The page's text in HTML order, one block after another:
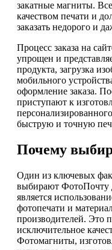
закатные магниты.
качеством печати и
заказать недорого и
Процесс заказа на
упрощен и
продукта, загрузка
мобильного
оформление заказа.
приступают к
быструю и точную
Почему
Один из ключевых
выбирают ФотоПочту
является
фотопечати и
производителей. Это
исключительное
Фотомагниты,